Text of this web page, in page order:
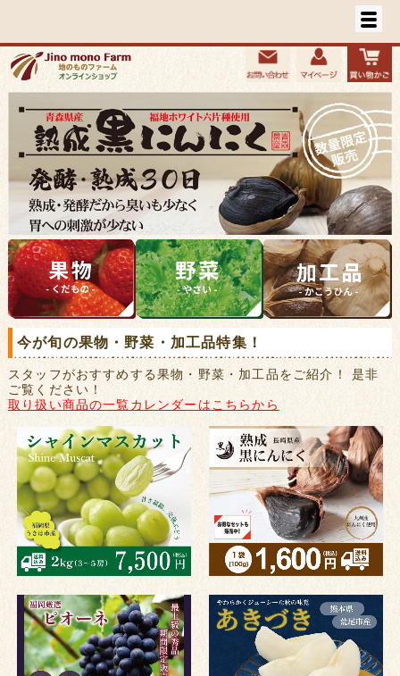
今が旬の果物・野菜・加工品特集！
スタッフがおすすめする果物・野菜・加工品をご紹介！ 是非
ご覧ください！
取り扱い商品の一覧カレンダーはこちらから